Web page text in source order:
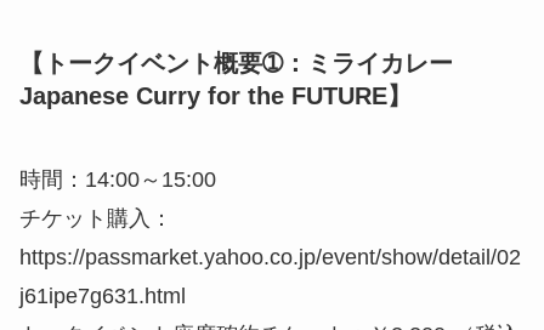
【トークイベント概要➀：ミライカレー
Japanese Curry for the FUTURE】
時間：14:00～15:00
チケット購入：
https://passmarket.yahoo.co.jp/event/show/detail/02
j61ipe7g631.html